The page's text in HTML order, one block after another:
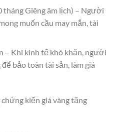
tháng Giêng âm lịch) – Người
muốn cầu may mắn, tài
– Khi kinh tế khó khăn, người
bảo toàn tài sản, làm giá
kiến giá vàng tăng